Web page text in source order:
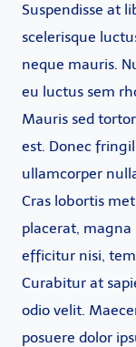
Suspendisse at
scelerisque
neque mauris.
eu luctus sem
Mauris sed
est. Donec
ullamcorper
Cras lobortis
placerat, magna
efficitur nisi,
Curabitur at
odio velit.
posuere dolor